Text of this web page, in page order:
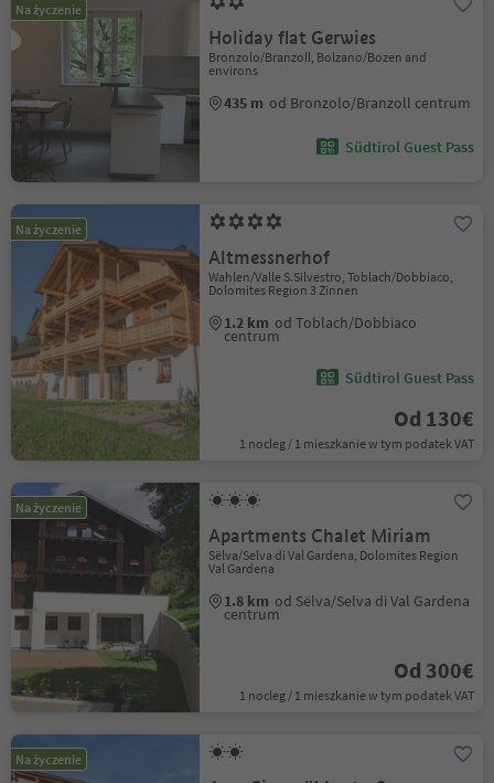
Na życzenie
Holiday flat Gerwies
Bronzolo/Branzoll, Bolzano/Bozen and
environs
435 m od Bronzolo/Branzoll centrum
Südtirol Guest Pass
Na życzenie
Altmessnerhof
Wahlen/Valle S.Silvestro, Toblach/Dobbiaco,
Dolomites Region 3 Zinnen
1.2 km od Toblach/Dobbiaco
centrum
Südtirol Guest Pass
Od 130€
1 nocleg / 1 mieszkanie w tym podatek VAT
Na życzenie
Apartments Chalet Miriam
Sëlva/Selva di Val Gardena, Dolomites Region
Val Gardena
1.8 km od Sëlva/Selva di Val Gardena
centrum
Od 300€
1 nocleg / 1 mieszkanie w tym podatek VAT
Na życzenie